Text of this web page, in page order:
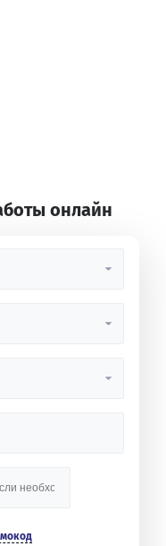
онлайн